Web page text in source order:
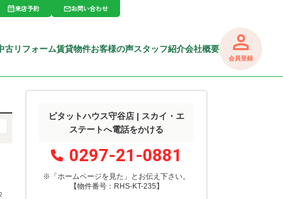
来店予約 お問い合わせ
古リフォーム賃貸物件お客様の声スタッフ紹介会社概要
会員登録
2
ピタットハウス守谷店 | スカイ・エ
ステートへ電話をかける
0297-21-0881
※「ホームページを見た」 と お伝え下さい。
【物件番号：RHS-KT-235】